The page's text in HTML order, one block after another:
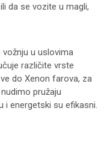
da se vozite u magli,
u uslovima
različite vrste
do Xenon farova, za
pružaju
i energetski su efikasni.